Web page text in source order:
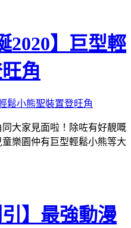
2020】巨型輕
角
大家見面啦！除咗有好靚嘅
樂園仲有巨型輕鬆小熊等大
引】最強動漫